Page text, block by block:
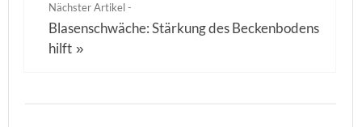
Nächster Artikel -
Blasenschwäche: Stärkung des Beckenbodens
hilft »